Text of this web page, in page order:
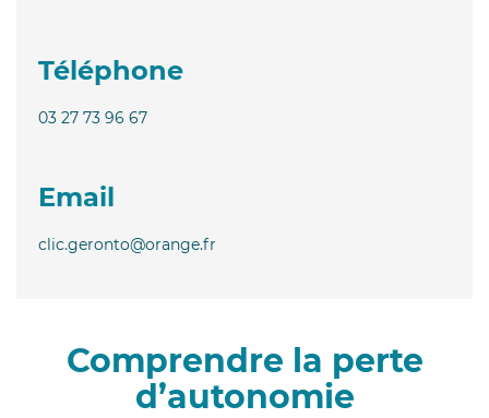
Téléphone
03 27 73 96 67
Email
clic.geronto@orange.fr
Comprendre la perte
d’autonomie